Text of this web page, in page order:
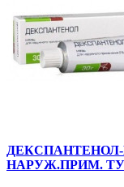
ДЕКСПАНТЕНОЛ-
НАРУЖ.ПРИМ.